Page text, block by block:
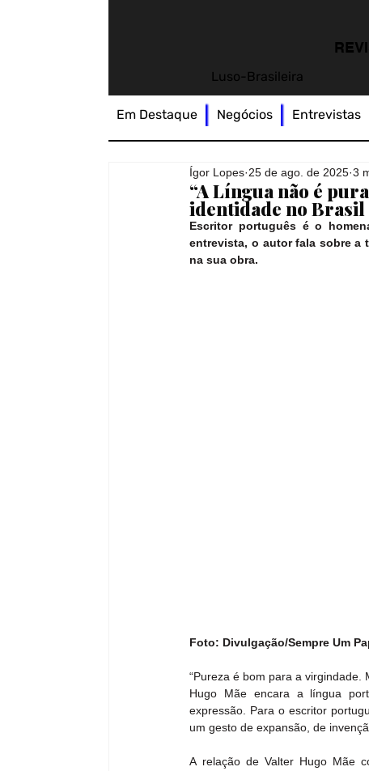
Luso-Brasileira
“A Língua não é
identidade no Brasil
Ígor Lopes 25 de ago. de 2025 3
Escritor português é o
entrevista, o autor fala sobre a
na sua obra.
Foto: Divulgação/Sempre Um
“Pureza é bom para a
Hugo Mãe encara a língua
expressão. Para o escritor
um gesto de expansão, de
A relação de Valter Hugo Mãe
Em Destaque Negócios Entrevistas